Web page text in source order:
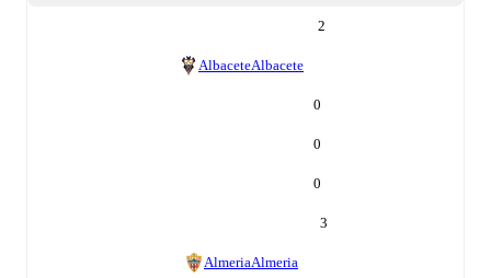
2
AlbaceteAlbacete
0
0
0
3
AlmeriaAlmeria